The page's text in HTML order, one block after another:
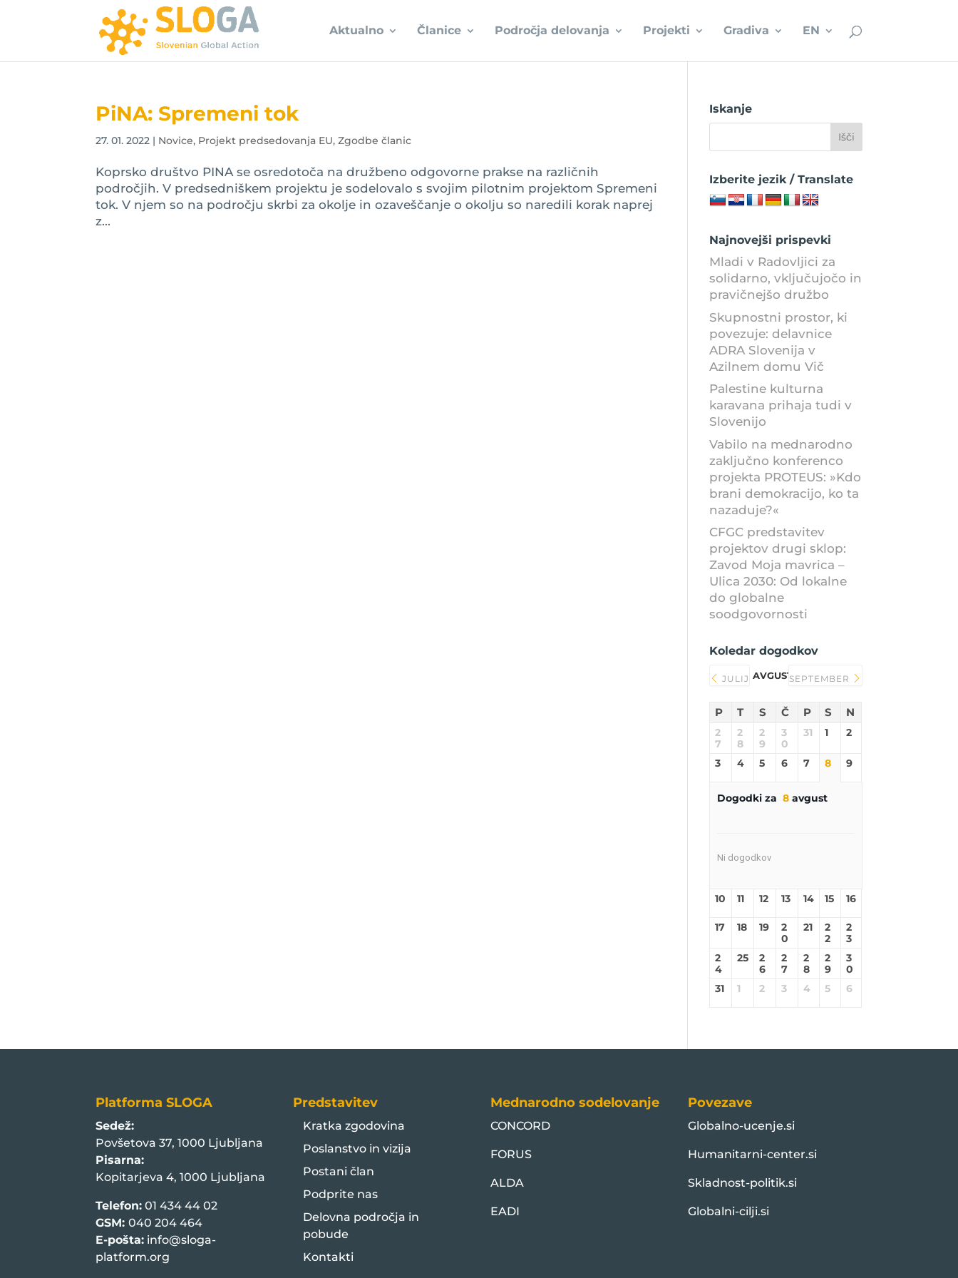
Aktualno Članice Področja delovanja Projekti Gradiva EN
PiNA: Spremeni tok
27. 01. 2022 | Novice, Projekt predsedovanja EU,Zgodbe članic
Koprsko društvo PINA se osredotoča na družbeno odgovorne prakse na različnih
področjih. V predsedniškem projektu je sodelovalo s svojim pilotnim projektom Spremeni
tok. V njem so na področju skrbi za okolje in ozaveščanje o okolju so naredili korak naprej
z...
Iskanje
Izberite jezik / Translate
Najnovejši prispevki
Mladi v Radovljici za
solidarno, vključujočo in
pravičnejšo družbo
Skupnostni prostor, ki
povezuje: delavnice
ADRA Slovenija v
Azilnem domu Vič
Palestine kulturna
karavana prihaja tudi v
Slovenijo
Vabilo na mednarodno
zaključno konferenco
projekta PROTEUS: »Kdo
brani demokracijo, ko ta
nazaduje?«
CFGC predstavitev
projektov drugi sklop:
Zavod Moja mavrica –
Ulica 2030: Od lokalne
do globalne
soodgovornosti
Koledar dogodkov
JULIJ AVGUST 2026SEPTEMBER
P T S Č P S N
2
7
2
8
2
9
3
0
31 1 2
3 4 5 6 7 8 9
Dogodki za 8avgust
Ni dogodkov
10 11 12 13 14 15 16
17 18 19
2
0
21
2
2
2
3
2
4
25
2
6
2
7
2
8
2
9
3
0
31
1 2 3 4 5 6
Platforma SLOGA
Sedež:
Povšetova 37, 1000 Ljubljana
Pisarna:
Kopitarjeva 4, 1000 Ljubljana
Telefon: 01 434 44 02
GSM:040 204 464
E-pošta: info@sloga-
platform.org
Predstavitev
Kratka zgodovina
Poslanstvo in vizija
Postani član
Podprite nas
Delovna področja in
pobude
Kontakti
Mednarodno sodelovanje
CONCORD
FORUS
ALDA
EADI
Povezave
Globalno-ucenje.si
Humanitarni-center.si
Skladnost-politik.si
Globalni-cilji.si